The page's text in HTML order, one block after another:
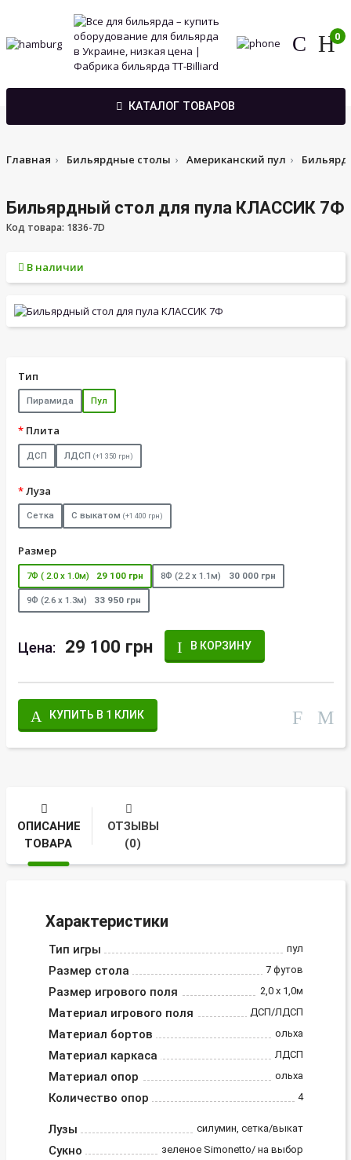
0
КАТАЛОГ ТОВАРОВ
Главная Бильярдные столы Американский пул
Бильярдный стол для пула КЛАССИК 7Ф
Код товара: 1836-7D
В наличии
Тип
Пирамида Пул
Плита
ДСП ЛДСП (+1 350 грн)
Луза
Сетка С выкатом (+1 400 грн)
Размер
7Ф ( 2.0 х 1.0м) 29 100 грн 8Ф (2.2 х 1.1м) 30 000 грн
9Ф (2.6 х 1.3м) 33 950 грн
Цена: 29 100 грн В КОРЗИНУ
КУПИТЬ В 1 КЛИК
ОПИСАНИЕ
ТОВАРА
ОТЗЫВЫ
(0)
Характеристики
Тип игры пул
Размер стола 7 футов
Размер игрового поля 2,0 х 1,0м
Материал игрового поля ДСП/ЛДСП
Материал бортов ольха
Материал каркаса ЛДСП
Материал опор ольха
Количество опор 4
Лузы силумин, сетка/выкат
Сукно зеленое Simonetto/ на выбор